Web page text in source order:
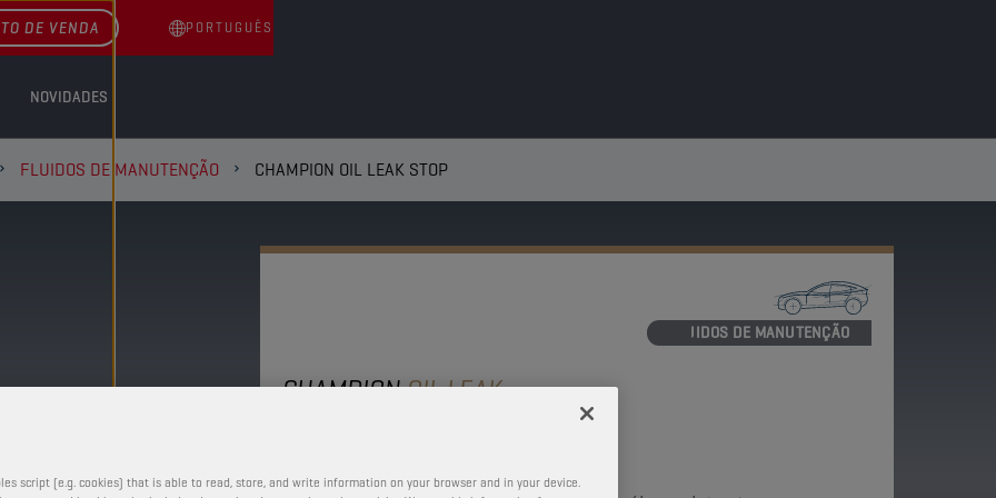
NOVIDADES
DE VENDA PORTUGUÊS
FLUIDOS DE MANUTENÇÃO CHAMPION OIL LEAK STOP
FLUIDOS DE MANUTENÇÃO
CHAMPIONOIL LEAK
script (e.g. cookies) that is able to read, store, and write information on your browser and in your device.